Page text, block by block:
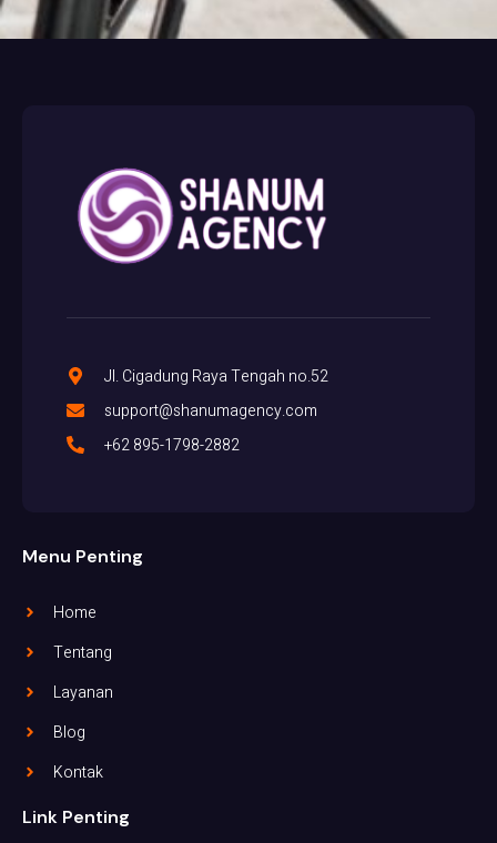
Jl. Cigadung Raya Tengah no.52
support@shanumagency.com
+62 895-1798-2882
Menu Penting
Home
Tentang
Layanan
Blog
Kontak
Link Penting